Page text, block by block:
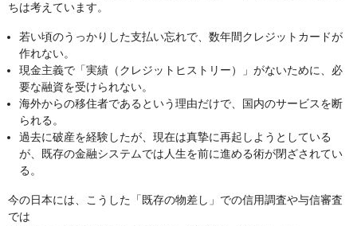
ちは考えています。
若い頃のうっかりした支払い忘れで、数年間クレジットカードが
作れない。
現金主義で「実績（クレジットヒストリー）」がないために、必
要な融資を受けられない。
海外からの移住者であるという理由だけで、国内のサービスを断
られる。
過去に破産を経験したが、現在は真摯に再起しようとしている
が、既存の金融システムでは人生を前に進める術が閉ざされてい
る。
今の日本には、こうした「既存の物差し」での信用調査や与信審査
では